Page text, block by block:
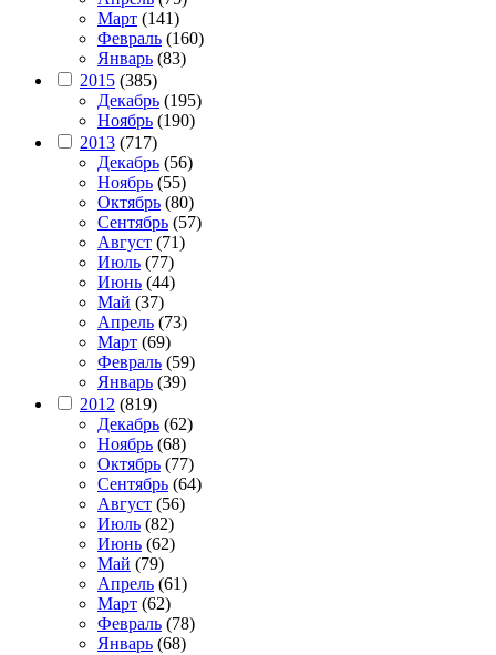
Март (141)
Февраль (160)
Январь (83)
2015 (385)
Декабрь (195)
Ноябрь (190)
2013 (717)
Декабрь (56)
Ноябрь (55)
Октябрь (80)
Сентябрь (57)
Август (71)
Июль (77)
Июнь (44)
Май (37)
Апрель (73)
Март (69)
Февраль (59)
Январь (39)
2012 (819)
Декабрь (62)
Ноябрь (68)
Октябрь (77)
Сентябрь (64)
Август (56)
Июль (82)
Июнь (62)
Май (79)
Апрель (61)
Март (62)
Февраль (78)
Январь (68)